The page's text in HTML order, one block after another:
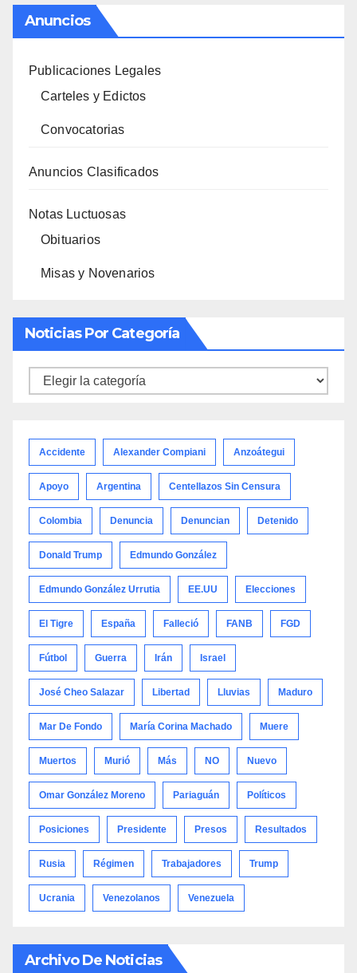
Anuncios
Publicaciones Legales
Carteles y Edictos
Convocatorias
Anuncios Clasificados
Notas Luctuosas
Obituarios
Misas y Novenarios
Noticias Por Categoría
Noticias
Accidente Alexander Compiani Anzoátegui
Apoyo Argentina Centellazos Sin Censura
Colombia Denuncia Denuncian Detenido
Donald Trump Edmundo González
Edmundo González Urrutia EE.UU Elecciones
El Tigre España Falleció FANB FGD
Fútbol Guerra Irán Israel
José Cheo Salazar Libertad Lluvias Maduro
Mar De Fondo María Corina Machado Muere
Muertos Murió Más NO Nuevo
Omar González Moreno Pariaguán Políticos
Posiciones Presidente Presos Resultados
Rusia Régimen Trabajadores Trump
Ucrania Venezolanos Venezuela
Archivo De Noticias